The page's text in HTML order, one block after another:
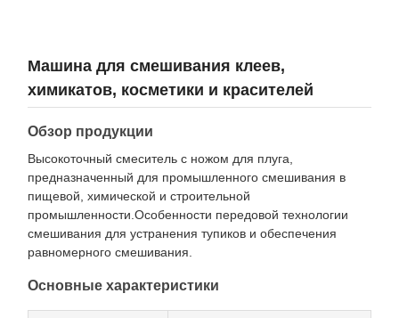
Машина для смешивания клеев,
химикатов, косметики и красителей
Обзор продукции
Высокоточный смеситель с ножом для плуга,
предназначенный для промышленного смешивания в
пищевой, химической и строительной
промышленности.Особенности передовой технологии
смешивания для устранения тупиков и обеспечения
равномерного смешивания.
Основные характеристики